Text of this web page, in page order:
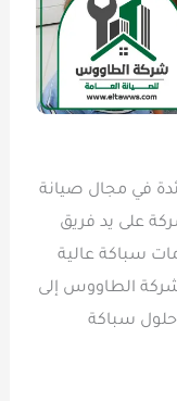
في مجال صيانة
على يد فريق
سباكة عالية
الطاووس إلى
حلول سباكة